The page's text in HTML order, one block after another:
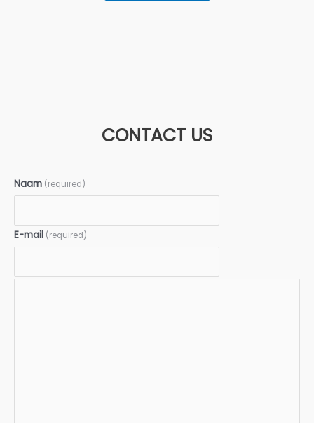
CONTACT US
Naam (required)
E-mail (required)